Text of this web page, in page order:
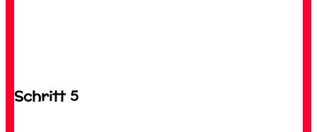
Schritt 5